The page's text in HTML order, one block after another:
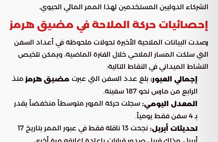
الشركاء الدوليين المستخدمين لهذا الممر المائي الحيوي.
إحصائيات حركة الملاحة في مضيق هرمز
رصدت البيانات الملاحية الأخيرة تحولات ملحوظة في أعداد السفن
التي سلكت المسار الملاحي خلال الفترة الماضية، ويمكن تلخيص
النشاط الميداني في النقاط التالية:
إجمالي العبور: بلغ عدد السفن التي عبرت مضيق هرمز منذ
الرابع من مارس نحو 187 سفينة.
المعدل اليومي: سجلت حركة المرور متوسطاً منخفضاً يقدر
بـ 4 سفن فقط يومياً.
تحديثات أبريل:
نجحت 13 ناقلة فقط في عبور الممر بتاريخ 17